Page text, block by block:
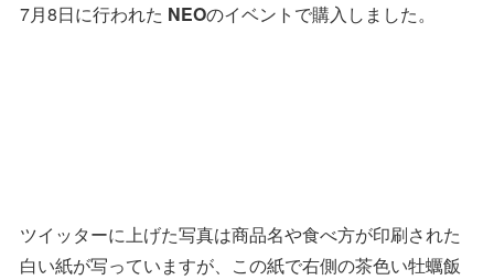
7月8日に行われた NEOのイベントで購入しました。
ツイッターに上げた写真は商品名や食べ方が印刷された
白い紙が写っていますが、この紙で右側の茶色い牡蠣飯